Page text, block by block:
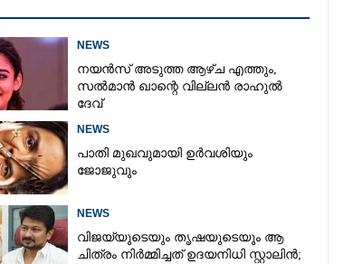
NEWS
നയൻസ് അടുത്ത ആഴ്ച എത്തും,
സൽമാൻ ഖാന്റെ വില്ലൻ രാഹുൽ
ദേവ്
NEWS
പാതി മുഖവുമായി ഉർവശിയും
ജോജുവും
NEWS
വിജയ്‌യുടെയും തൃഷയുടെയും ആ
ചിത്രം നിർമ്മിച്ചത് ഉദയനിധി സ്റ്റാലിൻ;